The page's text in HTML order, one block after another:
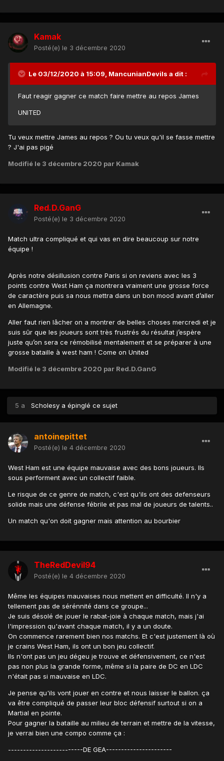
Kamak
Posté(e) le 3 décembre 2020
Le 03/12/2020 à 15:09, MancunianDevils a dit :
Faut reagir gagner ce match faire mettre au repos James
UNITED
Tu veux mettre James au repos ? Ou tu veux qu'il se fasse mettre
? J'ai pas pigé
Modifié le 3 décembre 2020 par Kamak
Red.D.GanG
Posté(e) le 3 décembre 2020
Match ultra compliqué et qui vas en dire beaucoup sur notre
équipe !
Après notre désillusion contre Paris si on reviens avec les 3
points contre West Ham ça montrera vraiment une grosse force
de caractère puis sa nous mettra dans un bon mood avant d’aller
en Allemagne.
Aller faut rien lâcher on a montrer de belles choses mercredi et je
suis sûr que les joueurs sont très frustrés du résultat j’espère
juste qu’on sera ce rémobilisé mentalement et se préparer à une
grosse bataille à west ham ! Come on United
Modifié le 3 décembre 2020 par Red.D.GanG
5 a Scholesy a épinglé ce sujet
antoinepittet
Posté(e) le 4 décembre 2020
West Ham est une équipe mauvaise avec des bons joueurs. Ils
sous performent avec un collectif faible.
Le risque de ce genre de match, c'est qu'ils ont des defenseurs
solide mais une défense fébrile et pas mal de joueurs de talents..
Un match qu'on doit gagner mais attention au bourbier
TheRedDevil94
Posté(e) le 4 décembre 2020
Même les équipes mauvaises nous mettent en difficulté. Il n'y a
tellement pas de sérénnité dans ce groupe...
Je suis désolé de jouer le rabat-joie à chaque match, mais j'ai
l'impression qu'avant chaque match, il y a un doute.
On commence rarement bien nos matchs. Et c'est justement là où
je crains West Ham, ils ont un bon jeu collectif.
Ils n'ont pas un jeu dégeu je trouve et défensivement, ce n'est
pas non plus la grande forme, même si la paire de DC en LDC
n'était pas si mauvaise en LDC.
Je pense qu'ils vont jouer en contre et nous laisser le ballon. ça
va être compliqué de passer leur bloc défensif surtout si on a
Martial en pointe.
Pour gagner la bataille au milieu de terrain et mettre de la vitesse,
je verrai bien une compo comme ça :
-------------------------DE GEA----------------------